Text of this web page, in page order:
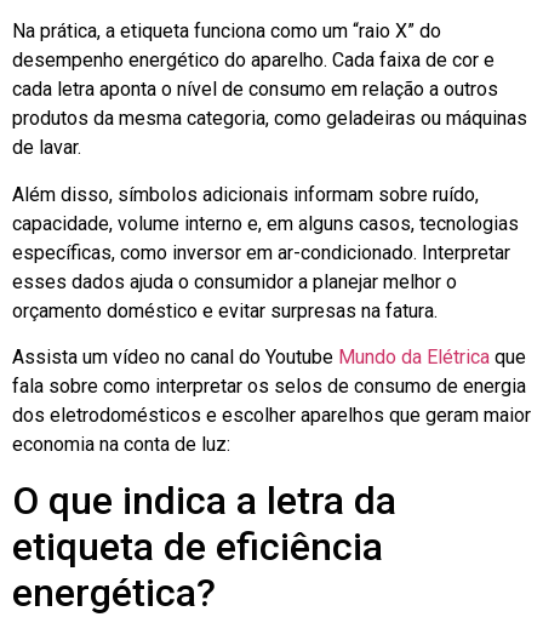
Na prática, a etiqueta funciona como um “raio X” do
desempenho energético do aparelho. Cada faixa de cor e
cada letra aponta o nível de consumo em relação a outros
produtos da mesma categoria, como geladeiras ou máquinas
de lavar.
Além disso, símbolos adicionais informam sobre ruído,
capacidade, volume interno e, em alguns casos, tecnologias
específicas, como inversor em ar-condicionado. Interpretar
esses dados ajuda o consumidor a planejar melhor o
orçamento doméstico e evitar surpresas na fatura.
Assista um vídeo no canal do Youtube Mundo da Elétrica que
fala sobre como interpretar os selos de consumo de energia
dos eletrodomésticos e escolher aparelhos que geram maior
economia na conta de luz:
O que indica a letra da
etiqueta de eficiência
energética?